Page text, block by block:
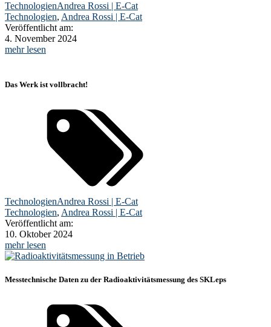
TechnologienAndrea Rossi | E-Cat
Technologien, Andrea Rossi | E-Cat
Veröffentlicht am:
4. November 2024
mehr lesen
Das Werk ist vollbracht!
TechnologienAndrea Rossi | E-Cat
Technologien, Andrea Rossi | E-Cat
Veröffentlicht am:
10. Oktober 2024
mehr lesen
Messtechnische Daten zu der Radioaktivitätsmessung des SKLeps